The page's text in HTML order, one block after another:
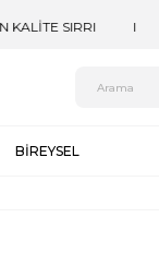
BİREYSEL